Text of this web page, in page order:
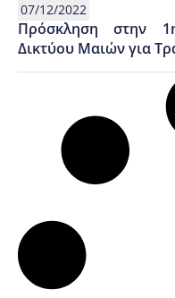
07/12/2022
Πρόσκληση στην
Δικτύου Μαιών για